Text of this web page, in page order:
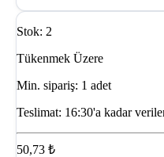
Stok: 2
Tükenmek Üzere
Min. sipariş: 1 adet
Teslimat: 16:30'a kadar
50,73 ₺